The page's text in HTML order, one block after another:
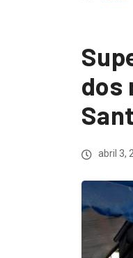
dos
abril 3,